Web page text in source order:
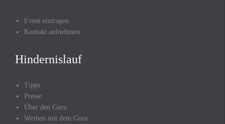
Event eintragen
Kontakt aufnehmen
Hindernislauf
Tipps
Presse
Über den Guru
Werben mit dem Guru